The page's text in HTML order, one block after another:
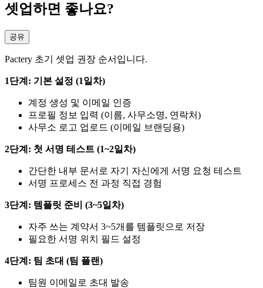
셋업하면 좋나요?
공유
Pactery 초기 셋업 권장 순서입니다.
1단계: 기본 설정 (1일차)
계정 생성 및 이메일 인증
프로필 정보 입력 (이름, 사무소명, 연락처)
사무소 로고 업로드 (이메일 브랜딩용)
2단계: 첫 서명 테스트 (1~2일차)
간단한 내부 문서로 자기 자신에게 서명 요청 테스트
서명 프로세스 전 과정 직접 경험
3단계: 템플릿 준비 (3~5일차)
자주 쓰는 계약서 3~5개를 템플릿으로 저장
필요한 서명 위치 필드 설정
4단계: 팀 초대 (팀 플랜)
팀원 이메일로 초대 발송